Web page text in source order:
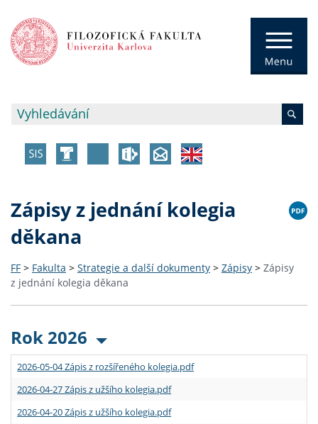
Zápisy z jednání kolegia
děkana
FF > Fakulta > Strategie a další dokumenty > Zápisy > Zápisy
z jednání kolegia děkana
Rok 2026
2026-05-04 Zápis z rozšířeného kolegia.pdf
2026-04-27 Zápis z užšího kolegia.pdf
2026-04-20 Zápis z užšího kolegia.pdf